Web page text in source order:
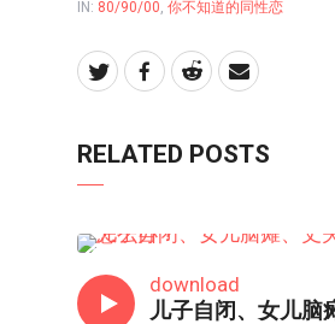
IN: 80/90/00, 你不知道的同性恋
RELATED POSTS
download
儿子自闭、女儿脑